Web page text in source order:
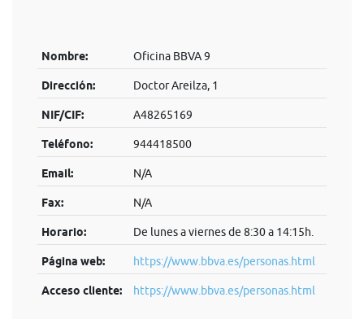
Nombre: Oficina BBVA 9
Dirección: Doctor Areilza, 1
NIF/CIF: A48265169
Teléfono: 944418500
Email: N/A
Fax: N/A
Horario: De lunes a viernes de 8:30 a 14:15h.
Página web: https://www.bbva.es/personas.html
Acceso cliente: https://www.bbva.es/personas.html